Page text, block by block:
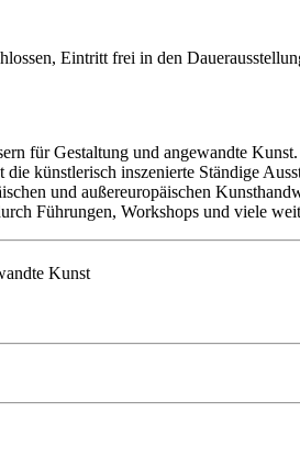
Eintritt frei in den
für Gestaltung und angewandte
künstlerisch inszenierte Ständige
und außereuropäischen
Führungen, Workshops und viele
Kunst